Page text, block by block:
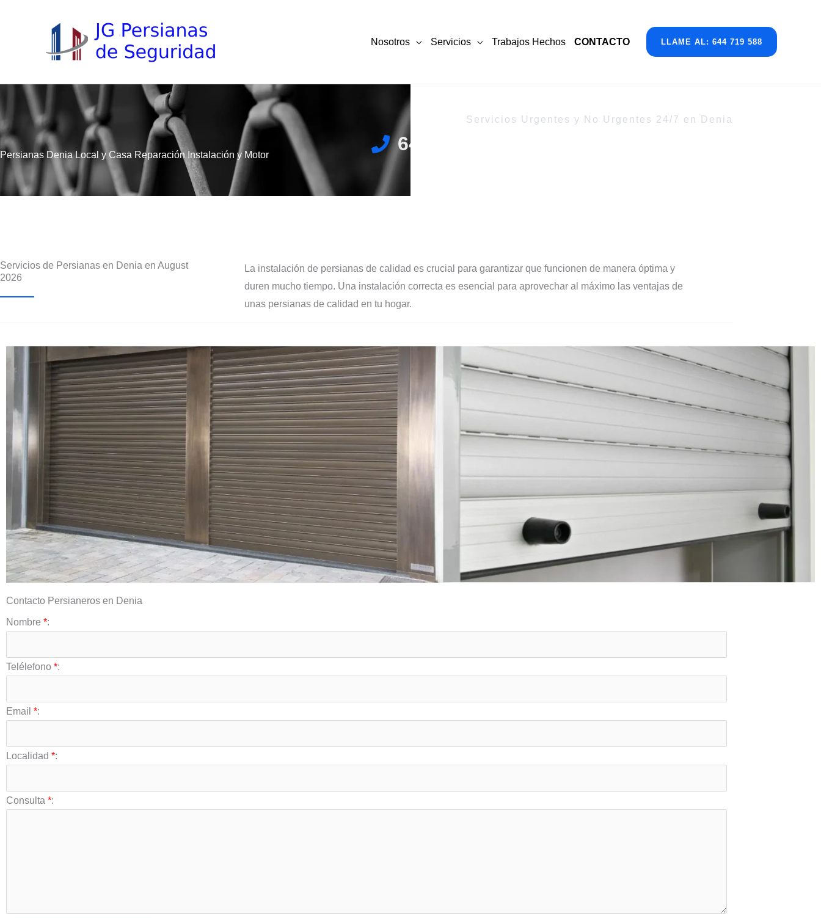
Nosotros Servicios Trabajos Hechos CONTACTO LLAME AL: 644 719 588
Persianas Denia Local y Casa Reparación Instalación y Motor
Servicios Urgentes y No Urgentes 24/7 en Denia
644 719 588
Servicios de Persianas en Denia en August
2026
La instalación de persianas de calidad es crucial para garantizar que funcionen de manera óptima y
duren mucho tiempo. Una instalación correcta es esencial para aprovechar al máximo las ventajas de
unas persianas de calidad en tu hogar.
Contacto Persianeros en Denia
Nombre *:
Telélefono *:
Email *:
Localidad *:
Consulta *: